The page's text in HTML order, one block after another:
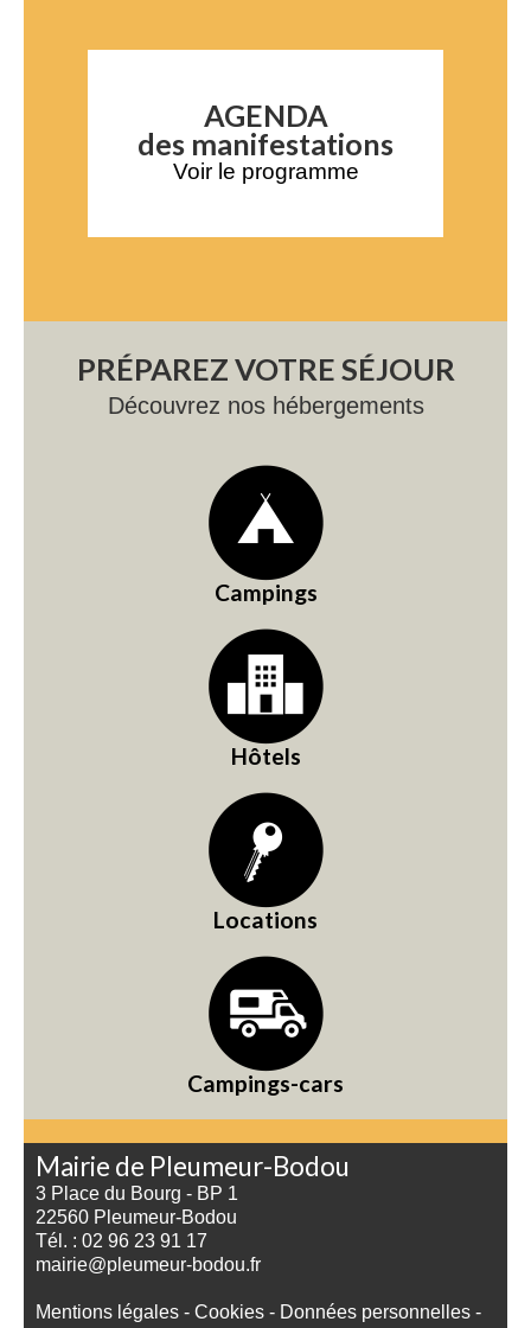
AGENDA
des manifestations
Voir le programme
PRÉPAREZ VOTRE SÉJOUR
Découvrez nos hébergements
Campings
Hôtels
Locations
Campings-cars
Mairie de Pleumeur-Bodou
3 Place du Bourg - BP 1
22560 Pleumeur-Bodou
Tél. : 02 96 23 91 17
mairie@pleumeur-bodou.fr
Mentions légales - Cookies - Données personnelles -